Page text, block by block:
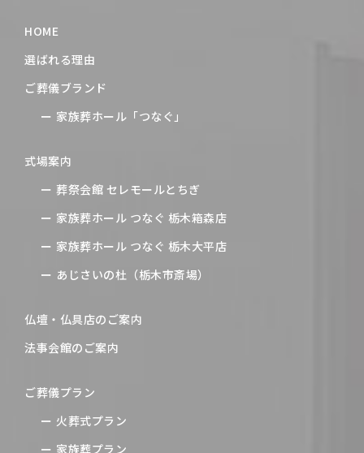
HOME
選ばれる理由
ご葬儀ブランド
家族葬ホール「つなぐ」
式場案内
葬祭会館 セレモールとちぎ
家族葬ホール つなぐ 栃木箱森店
家族葬ホール つなぐ 栃木大平店
あじさいの杜（栃木市斎場）
仏壇・仏具店のご案内
法事会館のご案内
ご葬儀プラン
火葬式プラン
家族葬プラン